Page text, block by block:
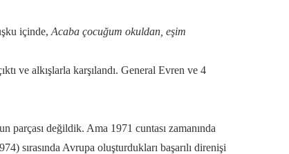
içinde, Acaba çocuğum okuldan, eşim
ve alkışlarla karşılandı. General Evren ve 4
değildik. Ama 1971 cuntası zamanında
sırasında Avrupa oluşturdukları başarılı direnişi